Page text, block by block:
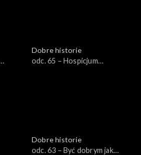
Dobre historie
odc. 65 – Hospicjum
Dobre historie
odc. 63 – Być dobrym jak